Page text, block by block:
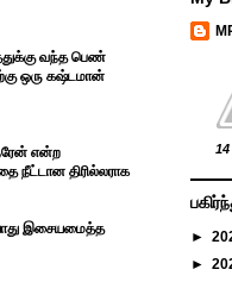
வந்த பெண்
ஒரு கஷ்டமான்
என்ற
நீட்டான திரில்லராக
இசையமைத்த
►
►